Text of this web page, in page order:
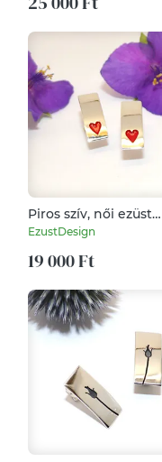
Piros szív, női ezüst
fülbevaló pár (EF.099)
EzustDesign
19 000 Ft